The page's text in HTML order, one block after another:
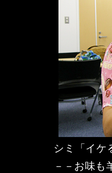
シミ「イケ
－－お味も